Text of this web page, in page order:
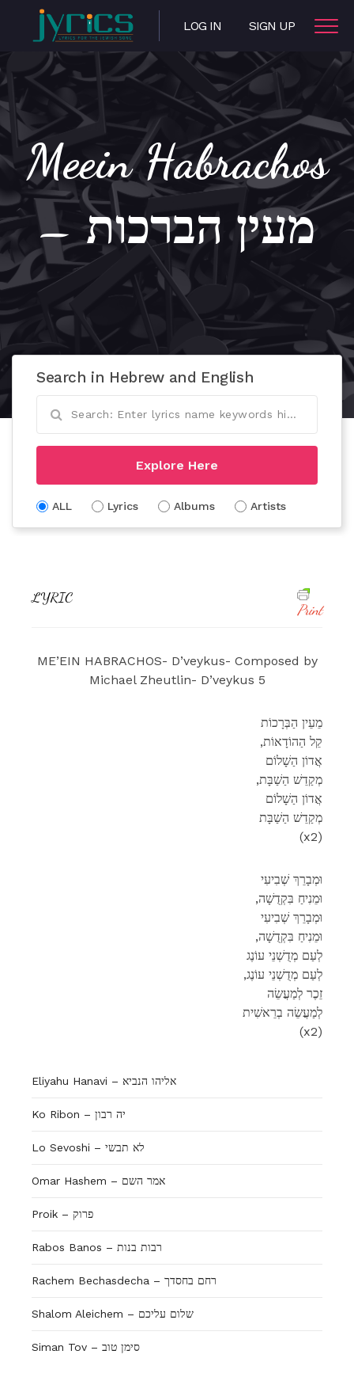
LOG IN SIGN UP
Meein Habrachos
– מעין הברכות
Search in Hebrew and English
Explore Here
ALL Lyrics Albums Artists
LYRIC
Print
ME’EIN HABRACHOS- D’veykus- Composed by
Michael Zheutlin- D’veykus 5
מֵעֵין הַבְּרָכוֹת
,קֵל הַהוֹדָאוֹת
אֲדוֹן הַשָׁלוֹם
,מְקַדֵשׁ הַשַׁבָּת
אֲדוֹן הַשָׁלוֹם
מְקַדֵשׁ הַשַׁבָּת
(x2)
וּמְבָרֵךְ שְׁבִיעִי
,וּמֵנִיחַ בִּקְדֻשָׁה
וּמְבָרֵךְ שְׁבִיעִי
,וּמֵנִיחַ בִּקְדֻשָׁה
לְעַם מְדֻשְׁנֵי עוֹנֶג
,לְעַם מְדֻשְׁנֵי עוֹנֶג
זֵכֶר לְמַעֲשֵׂה
לְמַעֲשֵׂה בְרֵאשִׁית
(x2)
Eliyahu Hanavi – אליהו הנביא
Ko Ribon – יה רבון
Lo Sevoshi – לא תבשי
Omar Hashem – אמר השם
Proik – פרוק
Rabos Banos – רבות בנות
Rachem Bechasdecha – רחם בחסדך
Shalom Aleichem – שלום עליכם
Siman Tov – סימן טוב